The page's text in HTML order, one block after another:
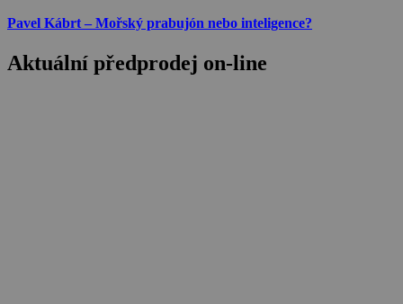
Pavel Kábrt – Mořský prabujón nebo inteligence?
Aktuální předprodej on-line